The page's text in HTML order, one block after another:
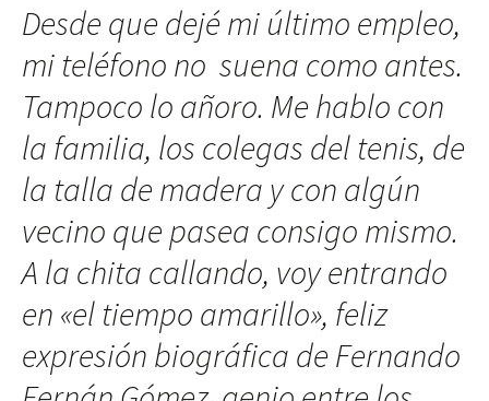
Desde que dejé mi último empleo,
mi teléfono no suena como antes.
Tampoco lo añoro. Me hablo con
la familia, los colegas del tenis, de
la talla de madera y con algún
vecino que pasea consigo mismo.
A la chita callando, voy entrando
en «el tiempo amarillo», feliz
expresión biográfica de Fernando